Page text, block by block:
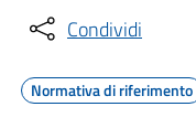
Condividi
Normativa di riferimento